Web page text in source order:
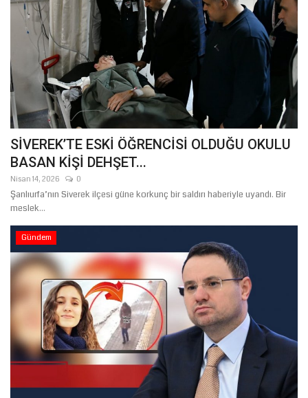
SİVEREK’TE ESKİ ÖĞRENCİSİ OLDUĞU OKULU
BASAN KİŞİ DEHŞET...
Nisan 14, 2026 0
Şanlıurfa’nın Siverek ilçesi güne korkunç bir saldırı haberiyle uyandı. Bir
meslek...
Gündem